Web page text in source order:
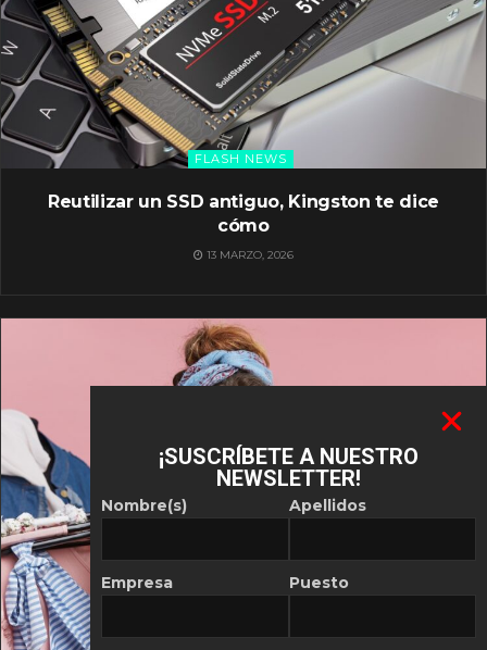
FLASH NEWS
Reutilizar un SSD antiguo, Kingston te dice
cómo
13 MARZO, 2026
¡SUSCRÍBETE A NUESTRO
NEWSLETTER!
Nombre(s)
Empresa
Apellidos
Puesto